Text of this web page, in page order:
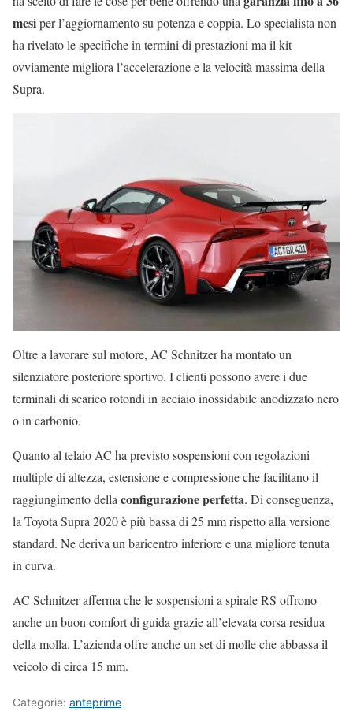
mesiper l’aggiornamento su potenza e coppia. Lo specialista non
ha rivelato le specifiche in termini di prestazioni ma il kit
ovviamente migliora l’accelerazione e la velocità massima della
Supra.
Oltre a lavorare sul motore, AC Schnitzer ha montato un
silenziatore posteriore sportivo. I clienti possono avere i due
terminali di scarico rotondi in acciaio inossidabile anodizzato nero
o in carbonio.
Quanto al telaio AC ha previsto sospensioni con regolazioni
multiple di altezza, estensione e compressione che facilitano il
raggiungimento della configurazione perfetta. Di conseguenza,
la Toyota Supra 2020 è più bassa di 25 mm rispetto alla versione
standard. Ne deriva un baricentro inferiore e una migliore tenuta
in curva.
AC Schnitzer afferma che le sospensioni a spirale RS offrono
anche un buon comfort di guida grazie all’elevata corsa residua
della molla. L’azienda offre anche un set di molle che abbassa il
veicolo di circa 15 mm.
Categorie: anteprime